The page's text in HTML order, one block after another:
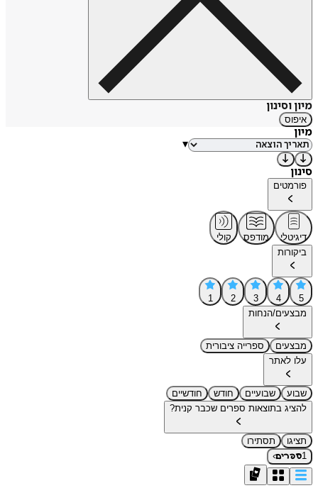
מיון וסינון
איפוס
מיון
▾
סינון
פורמטים
דיגיטלי מודפס
קולי
ביקורות
5
4
3
2
1
מבצעים/הנחות
מבצעים
ספרייה ציבורית
עלו לאתר
שבוע שבועיים חודש
חודשיים
להציג בתוצאות ספרים שכבר קנית?
תציגו
תסתירו
1ספרים›